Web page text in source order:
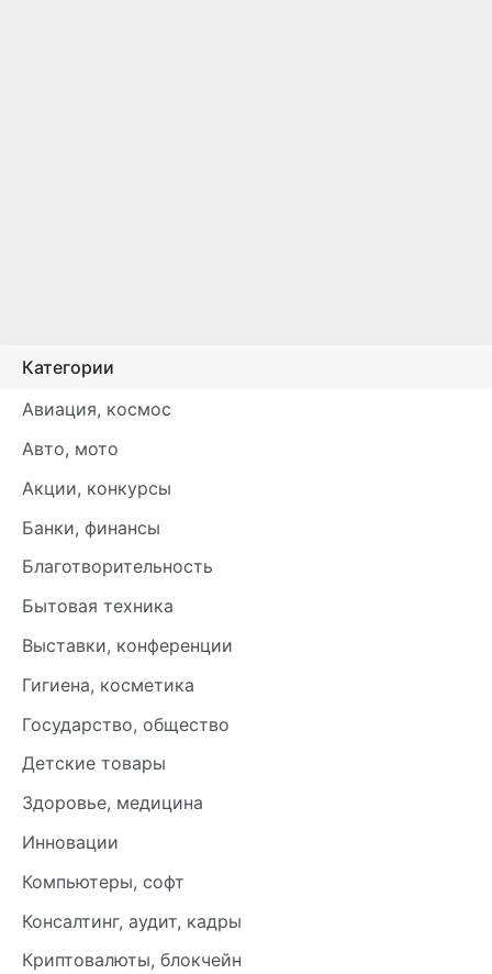
Категории
Авиация, космос
Авто, мото
Акции, конкурсы
Банки, финансы
Благотворительность
Бытовая техника
Выставки, конференции
Гигиена, косметика
Государство, общество
Детские товары
Здоровье, медицина
Инновации
Компьютеры, софт
Консалтинг, аудит, кадры
Криптовалюты, блокчейн